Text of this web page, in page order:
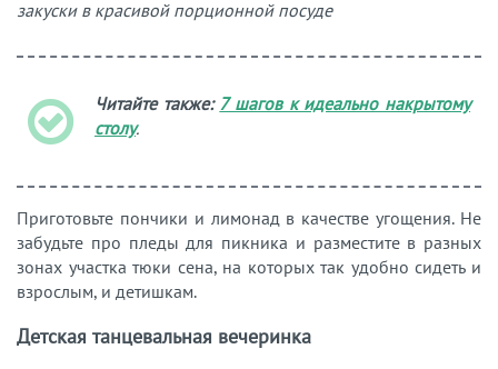
закуски в красивой порционной посуде
Читайте также: 7 шагов к идеально накрытому
столу.
Приготовьте пончики и лимонад в качестве угощения. Не
забудьте про пледы для пикника и разместите в разных
зонах участка тюки сена, на которых так удобно сидеть и
взрослым, и детишкам.
Детская танцевальная вечеринка